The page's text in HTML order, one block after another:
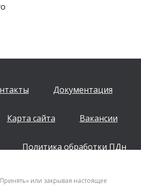
Документация
Карта сайта Вакансии
Политика обработки ПДн
или закрывая настоящее